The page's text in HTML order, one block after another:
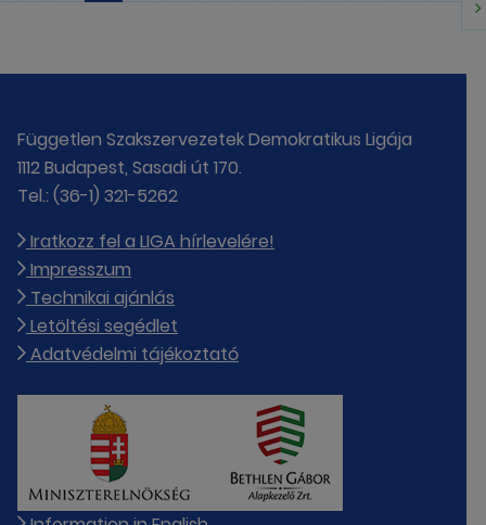
Független Szakszervezetek Demokratikus Ligája
1112 Budapest, Sasadi út 170.
Tel.: (36-1) 321-5262
Iratkozz fel a LIGA hírlevelére!
Impresszum
Technikai ajánlás
Letöltési segédlet
Adatvédelmi tájékoztató